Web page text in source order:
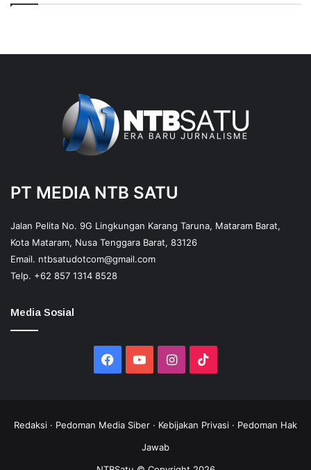
PT MEDIA NTB SATU
Jalan Pelita No. 9G Lingkungan Karang Taruna, Mataram Barat,
Kota Mataram, Nusa Tenggara Barat, 83126
Email. ntbsatudotcom@gmail.com
Telp. +62 857 1314 8528
Media Sosial
Facebook
YouTubeInstagram
Redaksi · Pedoman Media Siber · Kebijakan Privasi · Pedoman Hak
Jawab